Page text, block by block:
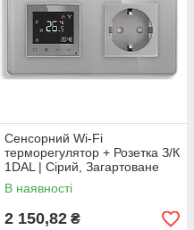
Сенсорний Wi-Fi
терморегулятор + Розетка З/К
1DAL | Сірий, Загартоване
скло (G157D-TR.WF-ST.GR)
В наявності
2 150,82 ₴